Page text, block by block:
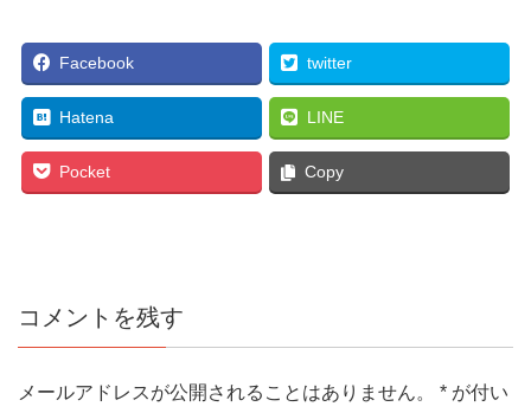
Facebook twitter
Hatena LINE
Pocket Copy
コメントを残す
メールアドレスが公開されることはありません。 * が付い